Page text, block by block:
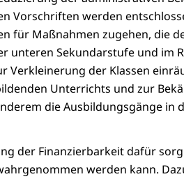
Vorschriften werden
für Maßnahmen zugehen, die
unteren Sekundarstufe und im
Verkleinerung der Klassen
Unterrichts und zur
die Ausbildungsgänge in
der Finanzierbarkeit dafür
werden kann.